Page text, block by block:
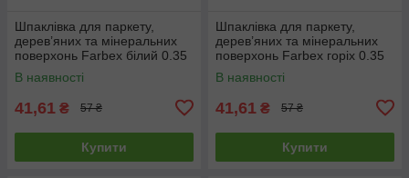
Шпаклівка для паркету,
дерев’яних та мінеральних
поверхонь Farbex білий 0.35
кг
В наявності
41,61 ₴ 57 ₴
Купити
Шпаклівка для паркету,
дерев’яних та мінеральних
поверхонь Farbex горіх 0.35
кг
В наявності
41,61 ₴ 57 ₴
Купити